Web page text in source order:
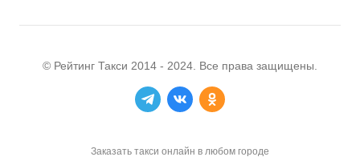
© Рейтинг Такси 2014 - 2024. Все права защищены.
Заказать такси онлайн в любом городе